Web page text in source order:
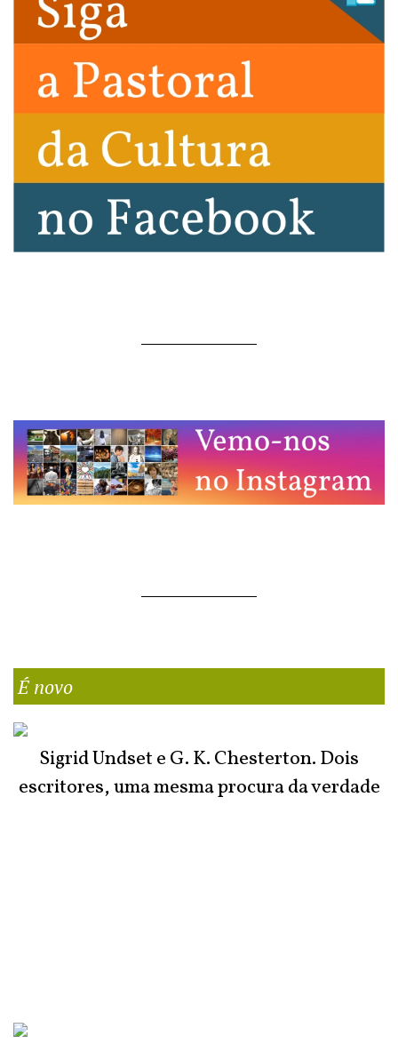
É novo
Sigrid Undset e G. K. Chesterton. Dois
escritores, uma mesma procura da verdade